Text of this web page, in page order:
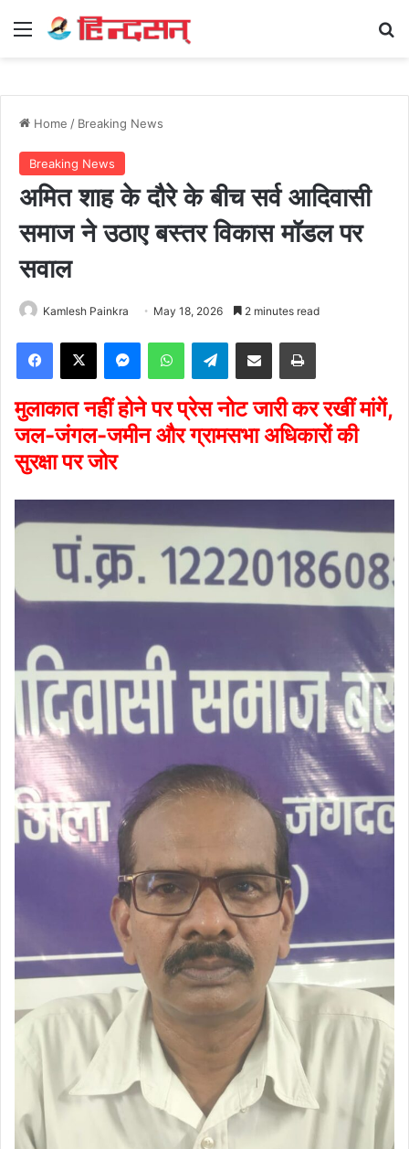
Menu
Home / Breaking News
Breaking News
अमित शाह के दौरे के बीच सर्व आदिवासी
समाज ने उठाए बस्तर विकास मॉडल पर
सवाल
Kamlesh Painkra May 18, 2026 2 minutes read
Facebook
X MessengerWhatsAppTelegramShare via Email Print
मुलाकात नहीं होने पर प्रेस नोट जारी कर रखीं मांगें,
जल-जंगल-जमीन और ग्रामसभा अधिकारों की
सुरक्षा पर जोर